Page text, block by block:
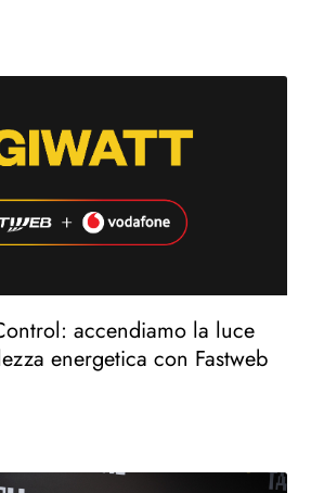
accendiamo la luce
energetica con Fastweb